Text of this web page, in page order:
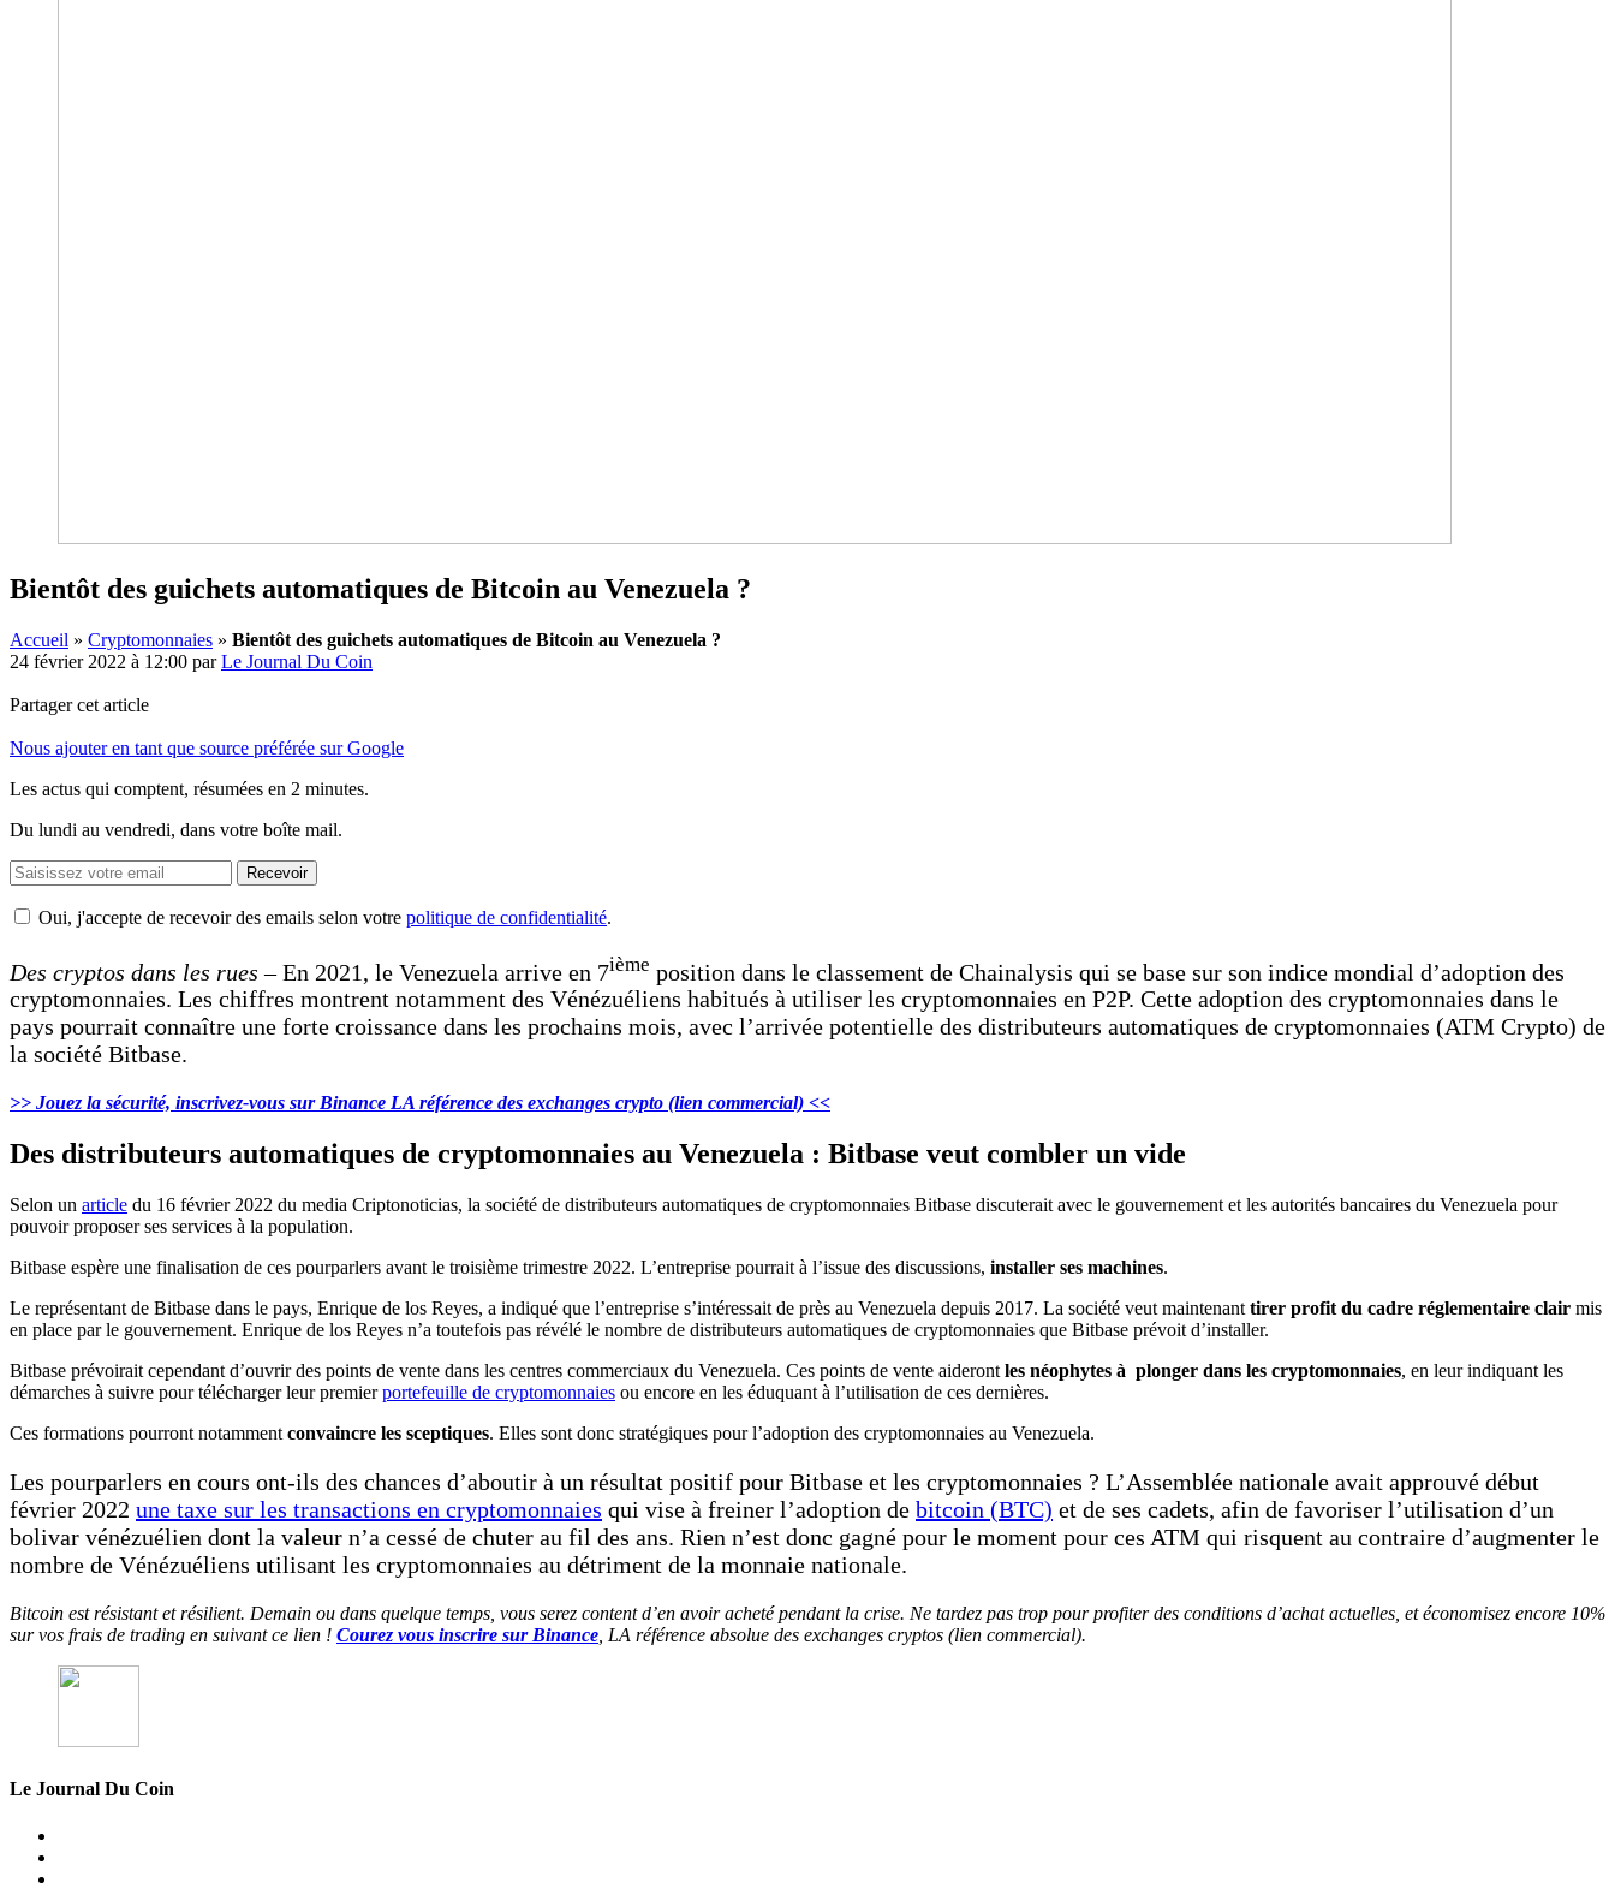
Bientôt des guichets automatiques de Bitcoin au Venezuela ?
Accueil » Cryptomonnaies » Bientôt des guichets automatiques de Bitcoin au Venezuela ?
24 février 2022 à 12:00 parLe Journal Du Coin
Partager cet article
Nous ajouter en tant que source préférée sur Google
Les actus qui comptent, résumées en 2 minutes.
Du lundi au vendredi, dans votre boîte mail.
Recevoir
Oui, j'accepte de recevoir des emails selon votre politique de confidentialité.
Des cryptos dans les rues – En 2021, le Venezuela arrive en 7ième position dans le classement de Chainalysis qui se base sur son indice mondial d’adoption des
cryptomonnaies. Les chiffres montrent notamment des Vénézuéliens habitués à utiliser les cryptomonnaies en P2P. Cette adoption des cryptomonnaies dans le
pays pourrait connaître une forte croissance dans les prochains mois, avec l’arrivée potentielle des distributeurs automatiques de cryptomonnaies (ATM Crypto) de
la société Bitbase.
>> Jouez la sécurité, inscrivez-vous sur Binance LA référence des exchanges crypto (lien commercial) <<
Des distributeurs automatiques de cryptomonnaies au Venezuela : Bitbase veut combler un vide
Selon un article du 16 février 2022 du media Criptonoticias, la société de distributeurs automatiques de cryptomonnaies Bitbase discuterait avec le gouvernement et les autorités bancaires du Venezuela pour
pouvoir proposer ses services à la population.
Bitbase espère une finalisation de ces pourparlers avant le troisième trimestre 2022. L’entreprise pourrait à l’issue des discussions, installer ses machines.
Le représentant de Bitbase dans le pays, Enrique de los Reyes, a indiqué que l’entreprise s’intéressait de près au Venezuela depuis 2017. La société veut maintenant tirer profit du cadre réglementaire clair mis
en place par le gouvernement. Enrique de los Reyes n’a toutefois pas révélé le nombre de distributeurs automatiques de cryptomonnaies que Bitbase prévoit d’installer.
Bitbase prévoirait cependant d’ouvrir des points de vente dans les centres commerciaux du Venezuela. Ces points de vente aideront les néophytes à plonger dans les cryptomonnaies, en leur indiquant les
démarches à suivre pour télécharger leur premierportefeuille de cryptomonnaies ou encore en les éduquant à l’utilisation de ces dernières.
Ces formations pourront notamment convaincre les sceptiques. Elles sont donc stratégiques pour l’adoption des cryptomonnaies au Venezuela.
Les pourparlers en cours ont-ils des chances d’aboutir à un résultat positif pour Bitbase et les cryptomonnaies ? L’Assemblée nationale avait approuvé début
février 2022 une taxe sur les transactions en cryptomonnaies qui vise à freiner l’adoption de bitcoin (BTC) et de ses cadets, afin de favoriser l’utilisation d’un
bolivar vénézuélien dont la valeur n’a cessé de chuter au fil des ans. Rien n’est donc gagné pour le moment pour ces ATM qui risquent au contraire d’augmenter le
nombre de Vénézuéliens utilisant les cryptomonnaies au détriment de la monnaie nationale.
Bitcoin est résistant et résilient. Demain ou dans quelque temps, vous serez content d’en avoir acheté pendant la crise. Ne tardez pas trop pour profiter des conditions d’achat actuelles, et économisez encore 10%
sur vos frais de trading en suivant ce lien ! Courez vous inscrire sur Binance , LA référence absolue des exchanges cryptos (lien commercial).
Le Journal Du Coin